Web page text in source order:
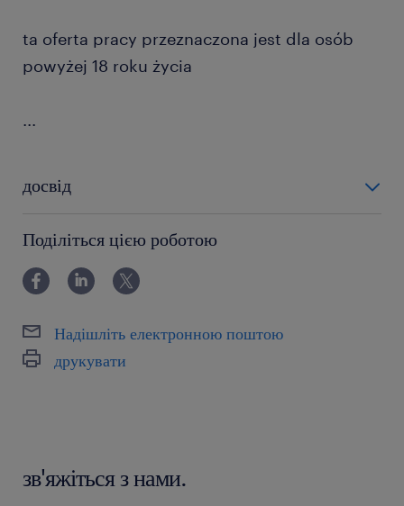
ta oferta pracy przeznaczona jest dla osób
powyżej 18 roku życia
...
досвід
Поділіться цією роботою
Надішліть електронною поштою
друкувати
зв'яжіться з нами.